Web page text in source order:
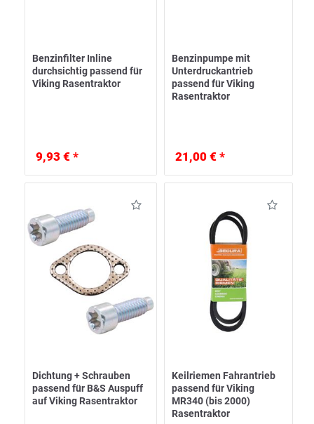
Benzinfilter Inline
durchsichtig passend für
Viking Rasentraktor
9,93 € *
Benzinpumpe mit
Unterdruckantrieb
passend für Viking
Rasentraktor
21,00 € *
Dichtung + Schrauben
passend für B&S Auspuff
auf Viking Rasentraktor
Keilriemen Fahrantrieb
passend für Viking
MR340 (bis 2000)
Rasentraktor